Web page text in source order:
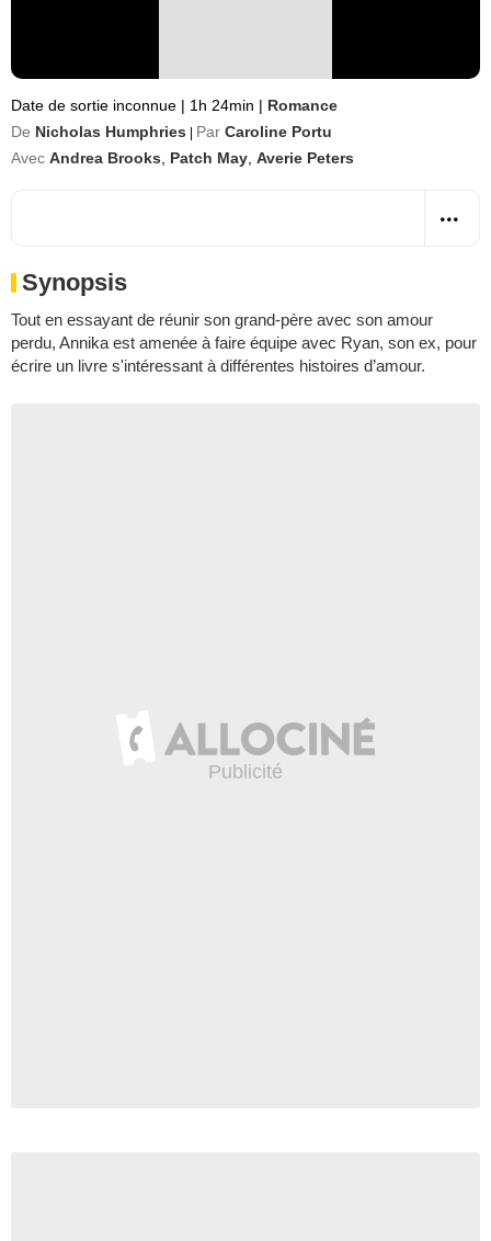
Date de sortie inconnue | 1h 24min | Romance
De Nicholas Humphries Par Caroline Portu
Avec Andrea Brooks Patch May Averie Peters
Synopsis
Tout en essayant de réunir son grand-père avec son amour
perdu, Annika est amenée à faire équipe avec Ryan, son ex, pour
écrire un livre s'intéressant à différentes histoires d’amour.